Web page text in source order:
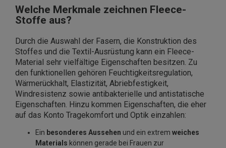
Welche Merkmale zeichnen Fleece-
Stoffe aus?
Durch die Auswahl der Fasern, die Konstruktion des
Stoffes und die Textil-Ausrüstung kann ein Fleece-
Material sehr vielfältige Eigenschaften besitzen. Zu
den funktionellen gehören Feuchtigkeitsregulation,
Wärmerückhalt, Elastizität, Abriebfestigkeit,
Windresistenz sowie antibakterielle und antistatische
Eigenschaften. Hinzu kommen Eigenschaften, die eher
auf das Konto Tragekomfort und Optik einzahlen:
Ein besonderes Aussehen und ein extrem weiches
Materials können gerade bei Frauen zur